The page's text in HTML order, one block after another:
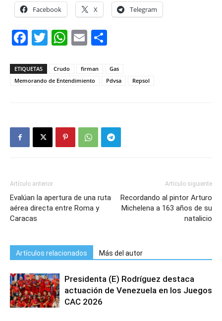
Facebook X Telegram
Facebook
Twitter
WhatsApp
Email
ETIQUETAS Crudo firman
Gas
Memorando de Entendimiento
Pdvsa Repsol
Artículo anterior
Evalúan la apertura de una ruta
aérea directa entre Roma y
Caracas
Artículo siguiente
Recordando al pintor Arturo
Michelena a 163 años de su
natalicio
Artículos relacionados Más del autor
Presidenta (E) Rodríguez destaca
actuación de Venezuela en los Juegos
CAC 2026